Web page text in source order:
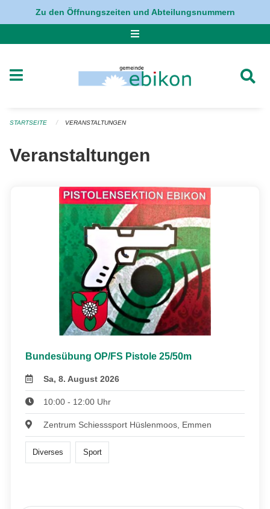
Navigation überspringen
Zu den Öffnungszeiten und Abteilungsnummern
STARTSEITE VERANSTALTUNGEN
Veranstaltungen
Bundesübung OP/FS Pistole 25/50m
Sa, 8. August 2026
10:00 - 12:00 Uhr
Zentrum Schiesssport Hüslenmoos, Emmen
Diverses Sport